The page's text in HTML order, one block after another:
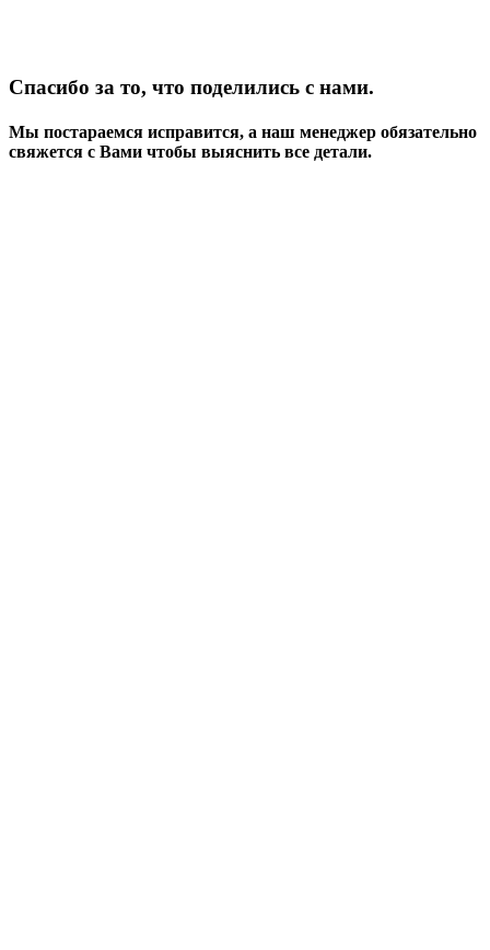
Спасибо за то, что поделились с нами.
Мы постараемся исправится, а наш менеджер обязательно
свяжется с Вами чтобы выяснить все детали.